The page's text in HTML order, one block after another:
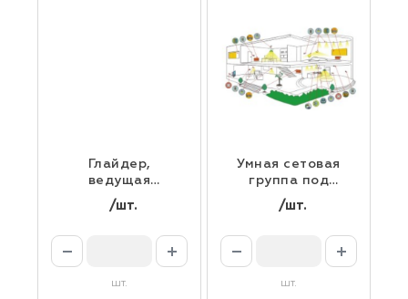
Глайдер,
ведущая
каретка для
стандартного
/шт.
шт.
Умная сетовая
группа под
ключ
/шт.
шт.